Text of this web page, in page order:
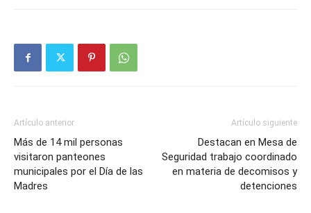
Artículo anterior
Más de 14 mil personas
visitaron panteones
municipales por el Día de las
Madres
Artículo siguiente
Destacan en Mesa de
Seguridad trabajo coordinado
en materia de decomisos y
detenciones